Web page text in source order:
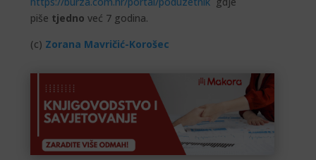
piše tjedno već 7 godina.
(c) Zorana Mavričić-Korošec